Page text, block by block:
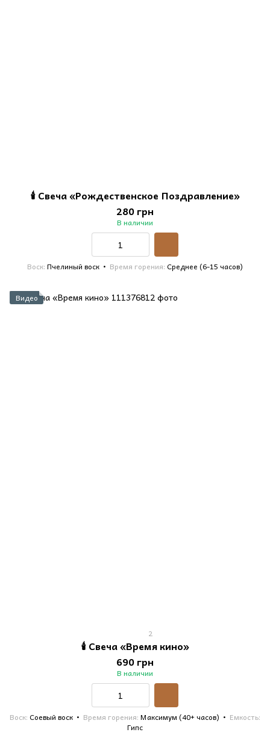
🕯️ Свеча «Рождественское Поздравление»
280 грн
В наличии
Воск Пчелиный воск Время горения Среднее (6-15 часов)
Видео
2
🕯️ Свеча «Время кино»
690 грн
В наличии
Воск Соевый воск Время горения Максимум (40+ часов)
Емкость
Гипс